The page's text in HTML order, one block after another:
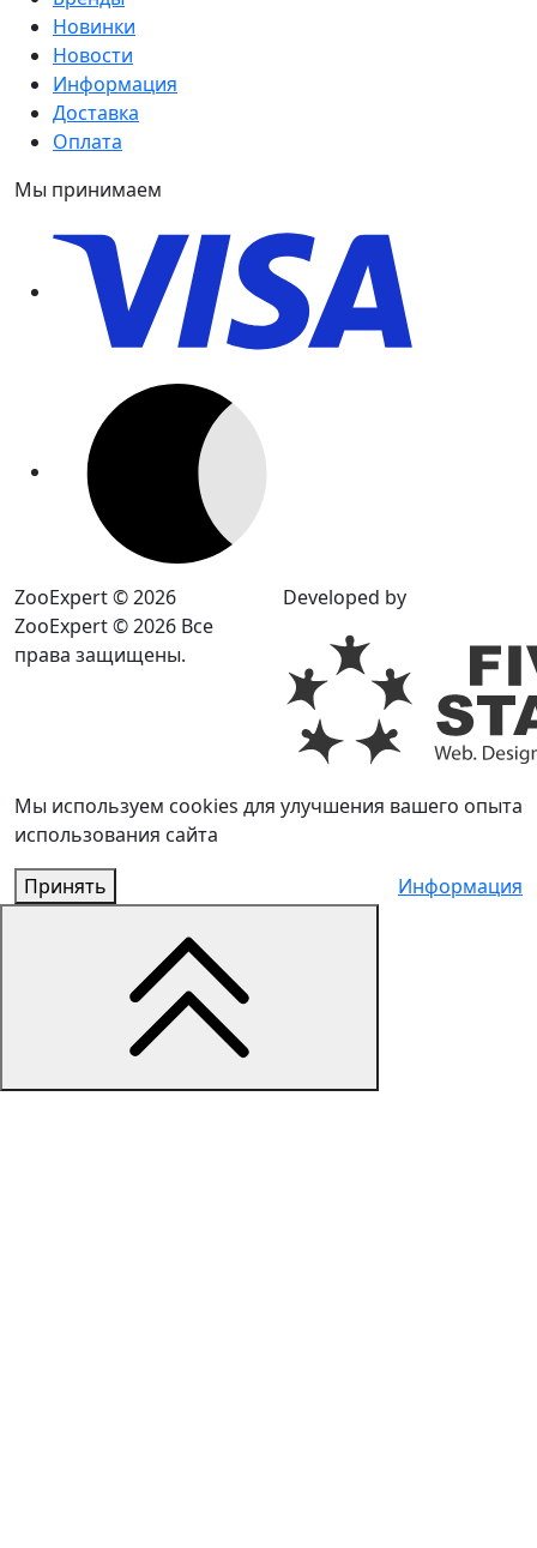
Новинки
Новости
Информация
Доставка
Оплата
Мы принимаем
ZooExpert © 2026
ZooExpert © 2026 Все
права защищены.
Developed by
Мы используем cookies для улучшения вашего опыта
использования сайта
Принять
Информация